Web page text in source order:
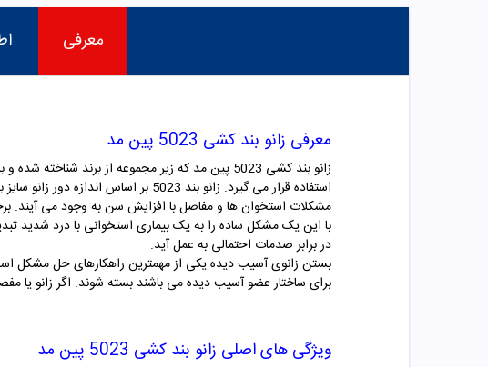
معرفی
معرفی زانو بند کشی 5023 پین مد
زانو بند کشی 5023 پین مد که زیر مجموعه از برند شناخته شده و باکیفیت تینور که ساخت کشور هند می باشد، یک زانوبند طبی
استفاده قرار می گیرد. زانو بند 5023 بر اساس اندازه دور زانو سایز بندی می شود که شامل S,M,L و XL می باشد.
مشکلات استخوان ها و مفاصل با افزایش سن به وجود می آیند.
با این یک مشکل ساده را به یک بیماری استخوانی با درد شدید
در برابر صدمات احتمالی به عمل آید.
بستن زانوی آسیب دیده یکی از مهمترین راهکارهای حل مشکل
برای ساختار عضو آسیب دیده می باشند بسته شوند. اگر زانو یا
ویژگی های اصلی زانو بند کشی 5023 پین مد